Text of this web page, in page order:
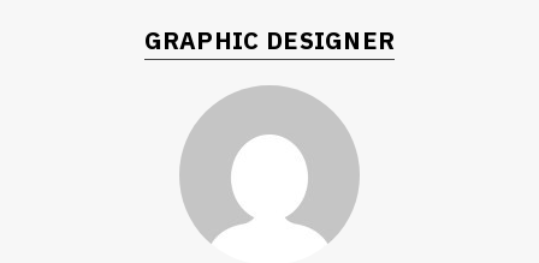
GRAPHIC DESIGNER